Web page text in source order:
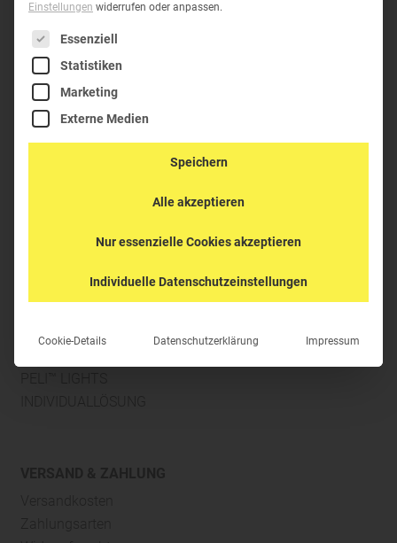
Telefon:+43 (0)6277-62304
E-Mail:office@green-clean.at
Registrieren
PRODUKTBEREICHE
SCHUTZKOFFER
Einstellungen widerrufen oder anpassen.
Es folgt eine Liste der Service-Gruppen, für die eine
Essenziell
Statistiken
Marketing
Externe Medien
Speichern
Alle akzeptieren
Nur essenzielle Cookies akzeptieren
Individuelle Datenschutzeinstellungen
Cookie-Details Datenschutzerklärung Impressum